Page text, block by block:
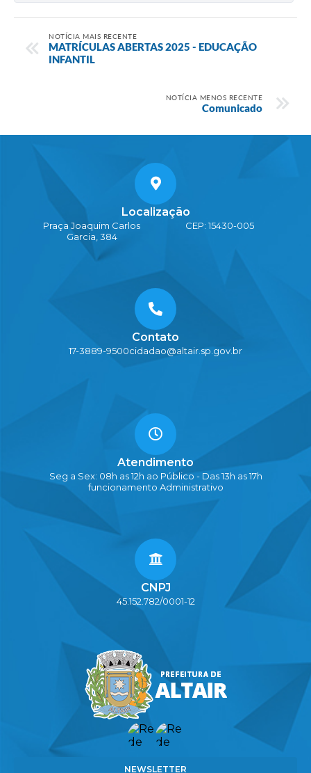
NOTÍCIA MAIS RECENTE
MATRÍCULAS ABERTAS 2025 - EDUCAÇÃO
INFANTIL
NOTÍCIA MENOS RECENTE
Comunicado
Localização
Praça Joaquim Carlos
Garcia, 384
CEP: 15430-005
Contato
17-3889-9500cidadao@altair.sp.gov.br
Atendimento
Seg a Sex: 08h as 12h ao Público - Das 13h as 17h
funcionamento Administrativo
CNPJ
45.152.782/0001-12
NEWSLETTER